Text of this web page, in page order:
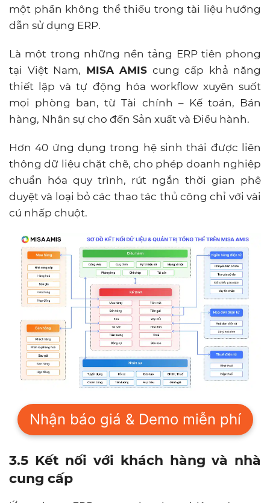
một phần không thể thiếu trong tài liệu hướng
dẫn sử dụng ERP.
Là một trong những nền tảng ERP tiên phong
tại Việt Nam, MISA AMIS cung cấp khả năng
thiết lập và tự động hóa workflow xuyên suốt
mọi phòng ban, từ Tài chính – Kế toán, Bán
hàng, Nhân sự cho đến Sản xuất và Điều hành.
Hơn 40 ứng dụng trong hệ sinh thái được liên
thông dữ liệu chặt chẽ, cho phép doanh nghiệp
chuẩn hóa quy trình, rút ngắn thời gian phê
duyệt và loại bỏ các thao tác thủ công chỉ với vài
cú nhấp chuột.
Nhận báo giá & Demo miễn phí
3.5 Kết nối với khách hàng và nhà
cung cấp